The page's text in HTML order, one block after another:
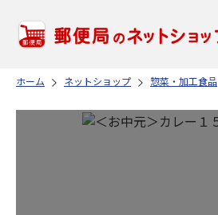
ホーム ネットショップ 惣菜・加工食品